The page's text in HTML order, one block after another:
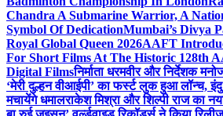
Chandra A Submarine Warrior, A
Symbol Of DedicationMumbai’s Divya
Royal Global Queen 2026AAFT
For Short Films At The Historic 128th
Digital Filmsनिर्माता धरमवीर और निर्देशक
‘मेरी दुल्हन वीआईपी’ का फर्स्ट लुक हुआ लॉन्च,
मचायेंगे धमालराकेश मिश्रा और शिल्पी राज का